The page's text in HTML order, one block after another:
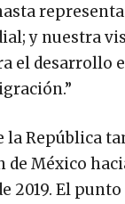
y nuestra
el desarrollo
la República
México
2019. El